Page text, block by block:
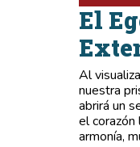
El
Al
nuestra
abrirá un
el corazón
armonía,